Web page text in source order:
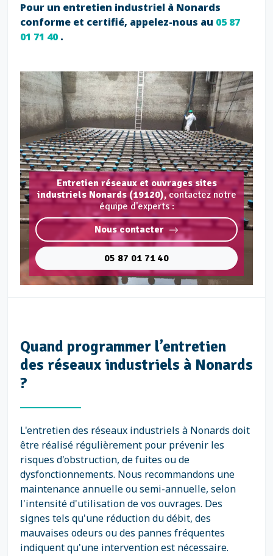
Pour un entretien industriel à Nonards
conforme et certifié, appelez-nous au 05 87
01 71 40.
Entretien réseaux et ouvrages sites
industriels Nonards (19120), contactez notre
équipe d'experts :
Nous contacter
05 87 01 71 40
Quand programmer l’entretien
des réseaux industriels à Nonards
?
L'entretien des réseaux industriels à Nonards doit
être réalisé régulièrement pour prévenir les
risques d'obstruction, de fuites ou de
dysfonctionnements. Nous recommandons une
maintenance annuelle ou semi-annuelle, selon
l'intensité d'utilisation de vos ouvrages. Des
signes tels qu'une réduction du débit, des
mauvaises odeurs ou des pannes fréquentes
indiquent qu'une intervention est nécessaire.